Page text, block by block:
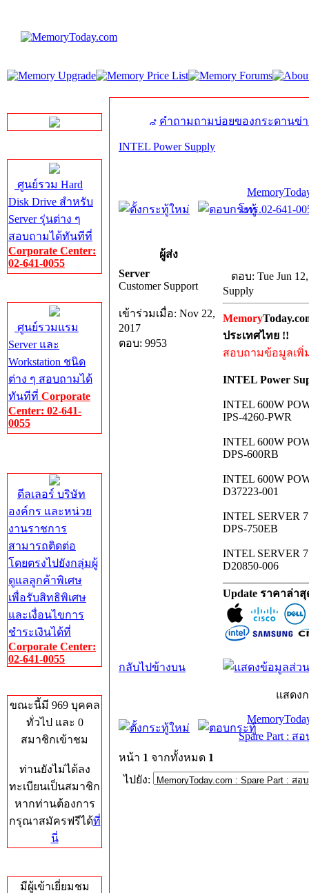
ศูนย์รวม Hard
Disk Drive สำหรับ
Server รุ่นต่าง ๆ
สอบถามได้ทันทีที่
Corporate Center:
02-641-0055
ศูนย์รวมแรม
Server และ
Workstation ชนิด
ต่าง ๆ สอบถามได้
ทันทีที่ Corporate
Center: 02-641-
0055
ดีลเลอร์ บริษัท
องค์กร และหน่วย
งานราชการ
สามารถติดต่อ
โดยตรงไปยังกลุ่มผู้
ดูแลลูกค้าพิเศษ
เพื่อรับสิทธิพิเศษ
และเงื่อนไขการ
ชำระเงินได้ที่
Corporate Center:
02-641-0055
ขณะนี้มี 969 บุคคล
ทั่วไป และ 0
สมาชิกเข้าชม
ท่านยังไม่ได้ลง
ทะเบียนเป็นสมาชิก
หากท่านต้องการ
กรุณาสมัครฟรีได้ที่
นี่
มีผู้เข้าเยี่ยมชม
คำถามถามบ่อยของกระดานข่
INTEL Power Supply
โทร.02-641-
ผู้ส่ง
Server
Customer Support
เข้าร่วมเมื่อ: Nov 22,
2017
ตอบ: 9953
ตอบ: Tue Jun
Supply
Memory
ประเทศไทย !!
สอบถามข้อมูลเพิ่
INTEL Power
INTEL 600W
IPS-4260-PWR
INTEL 600W
DPS-600RB
INTEL 600W
D37223-001
INTEL SERVER
DPS-750EB
INTEL SERVER
D20850-006
Update ราคาล่า
กลับไปข้างบน
แสดง
Spare Part : ส
หน้า 1 จากทั้งหมด 1
ไปยัง: